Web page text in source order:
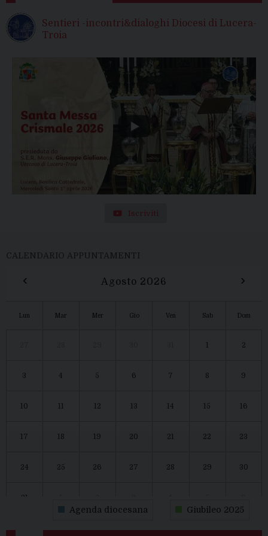
Sentieri -incontri&dialoghi Diocesi di Lucera-
Troia
Iscriviti
CALENDARIO APPUNTAMENTI
‹ Agosto 2026 ›
Lun Mar Mer Gio Ven Sab Dom
2
3 4 5 6 7 8 9
10 12 13 14 15 16
17 18 19 20 21 22 23
24 25 26 27 28 29 30
31
Agenda diocesana Giubileo 2025